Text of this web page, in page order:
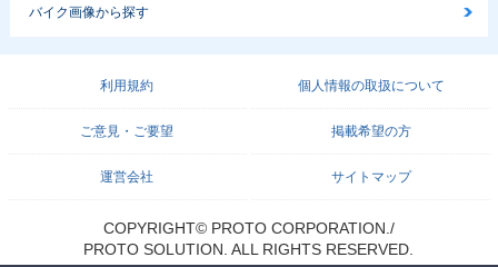
バイク画像から探す
利用規約 個人情報の取扱について
ご意見・ご要望 掲載希望の方
運営会社 サイトマップ
COPYRIGHT© PROTO CORPORATION./
PROTO SOLUTION. ALL RIGHTS RESERVED.